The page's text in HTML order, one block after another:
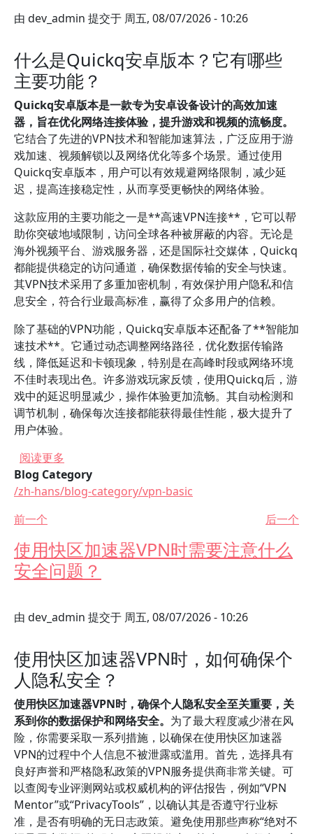
由 dev_admin 提交于 周五, 08/07/2026 - 10:26
什么是Quickq安卓版本？它有哪些
主要功能？
Quickq安卓版本是一款专为安卓设备设计的高效加速
器，旨在优化网络连接体验，提升游戏和视频的流畅度。
它结合了先进的VPN技术和智能加速算法，广泛应用于游
戏加速、视频解锁以及网络优化等多个场景。通过使用
Quickq安卓版本，用户可以有效规避网络限制，减少延
迟，提高连接稳定性，从而享受更畅快的网络体验。
这款应用的主要功能之一是**高速VPN连接**，它可以帮
助你突破地域限制，访问全球各种被屏蔽的内容。无论是
海外视频平台、游戏服务器，还是国际社交媒体，Quickq
都能提供稳定的访问通道，确保数据传输的安全与快速。
其VPN技术采用了多重加密机制，有效保护用户隐私和信
息安全，符合行业最高标准，赢得了众多用户的信赖。
除了基础的VPN功能，Quickq安卓版本还配备了**智能加
速技术**。它通过动态调整网络路径，优化数据传输路
线，降低延迟和卡顿现象，特别是在高峰时段或网络环境
不佳时表现出色。许多游戏玩家反馈，使用Quickq后，游
戏中的延迟明显减少，操作体验更加流畅。其自动检测和
调节机制，确保每次连接都能获得最佳性能，极大提升了
用户体验。
阅读更多
Blog Category
/zh-hans/blog-category/vpn-basic
前一个
后一个
使用快区加速器VPN时需要注意什么
安全问题？
由 dev_admin 提交于 周五, 08/07/2026 - 10:26
使用快区加速器VPN时，如何确保个
人隐私安全？
使用快区加速器VPN时，确保个人隐私安全至关重要，关
系到你的数据保护和网络安全。 为了最大程度减少潜在风
险，你需要采取一系列措施，以确保在使用快区加速器
VPN的过程中个人信息不被泄露或滥用。首先，选择具有
良好声誉和严格隐私政策的VPN服务提供商非常关键。可
以查阅专业评测网站或权威机构的评估报告，例如“VPN
Mentor”或“PrivacyTools”，以确认其是否遵守行业标
准，是否有明确的无日志政策。避免使用那些声称“绝对不